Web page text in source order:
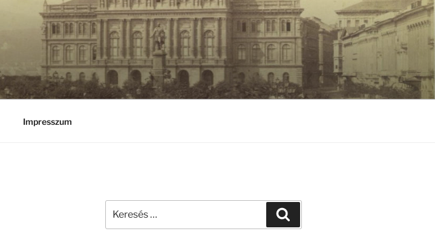
Impresszum
következő